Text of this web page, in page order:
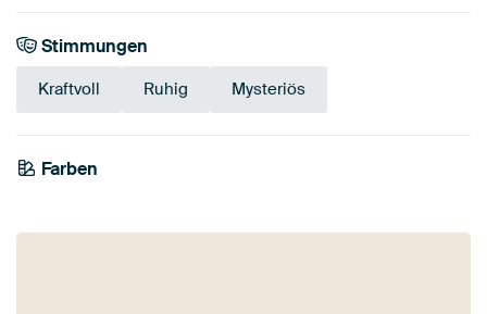
Stimmungen
Kraftvoll Ruhig Mysteriös
Farben
Grau
Anthrazit